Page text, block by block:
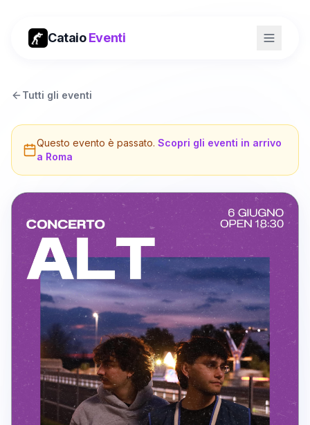
CataioEventi
Tutti gli eventi
Questo evento è passato. Scopri gli eventi in arrivo
a Roma